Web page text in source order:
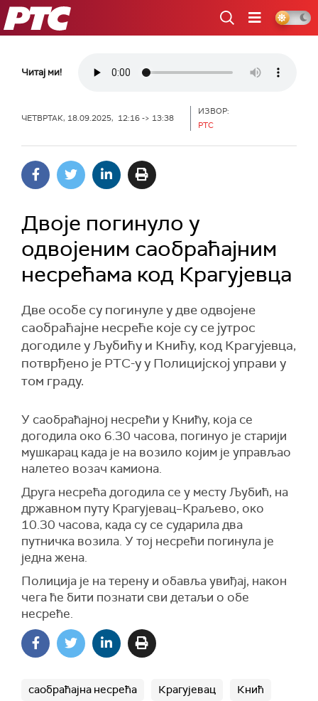
РТС
Читај ми!
ЧЕТВРТАК, 18.09.2025, 12:16 -> 13:38
ИЗВОР:
РТС
Двоје погинуло у
одвојеним саобраћајним
несрећама код Крагујевца
Две особе су погинуле у две одвојене
саобраћајне несреће које су се јутрос
догодиле у Љубићу и Книћу, код Крагујевца,
потврђено је РТС-у у Полицијској управи у
том граду.
У саобраћајној несрећи у Книћу, која се
догодила око 6.30 часова, погинуо је старији
мушкарац када је на возило којим је управљао
налетео возач камиона.
Друга несрећа догодила се у месту Љубић, на
државном путу Крагујевац–Краљево, око
10.30 часова, када су се сударила два
путничка возила. У тој несрећи погинула је
једна жена.
Полиција је на терену и обавља увиђај, након
чега ће бити познати сви детаљи о обе
несреће.
саобраћајна несрећа Крагујевац Кнић